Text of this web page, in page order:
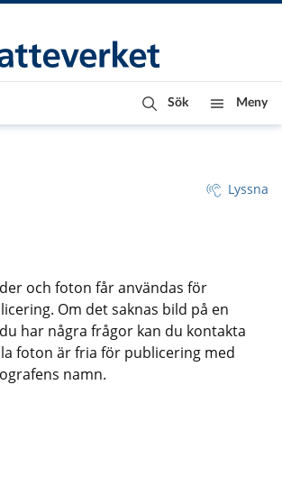
Sök Meny
Lyssna
och foton får användas för
Om det saknas bild på en
har några frågor kan du kontakta
foton är fria för publicering med
namn.